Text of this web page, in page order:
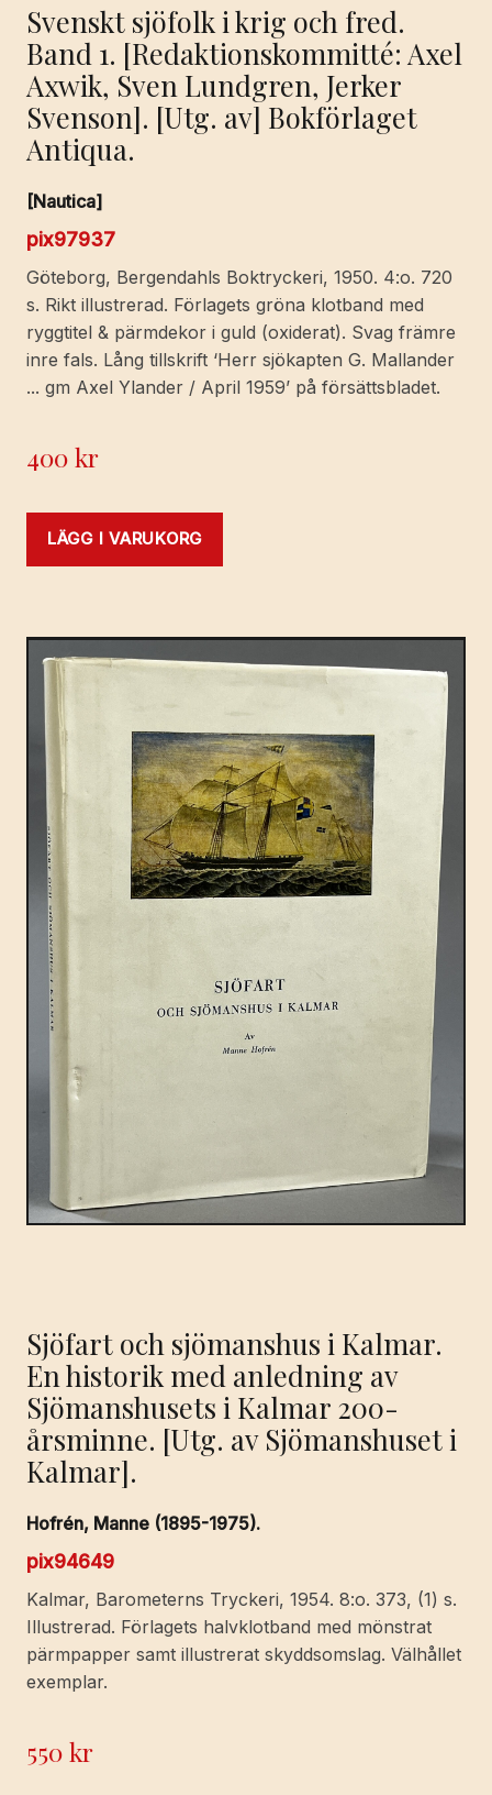
Svenskt sjöfolk i krig och fred.
Band 1. [Redaktionskommitté: Axel
Axwik, Sven Lundgren, Jerker
Svenson]. [Utg. av] Bokförlaget
Antiqua.
[Nautica]
pix97937
Göteborg, Bergendahls Boktryckeri, 1950. 4:o. 720
s. Rikt illustrerad. Förlagets gröna klotband med
ryggtitel & pärmdekor i guld (oxiderat). Svag främre
inre fals. Lång tillskrift ‘Herr sjökapten G. Mallander
... gm Axel Ylander / April 1959’ på försättsbladet.
400kr
LÄGG I VARUKORG
Sjöfart och sjömanshus i Kalmar.
En historik med anledning av
Sjömanshusets i Kalmar 200-
årsminne. [Utg. av Sjömanshuset i
Kalmar].
Hofrén, Manne (1895-1975).
pix94649
Kalmar, Barometerns Tryckeri, 1954. 8:o. 373, (1) s.
Illustrerad. Förlagets halvklotband med mönstrat
pärmpapper samt illustrerat skyddsomslag. Välhållet
exemplar.
550kr